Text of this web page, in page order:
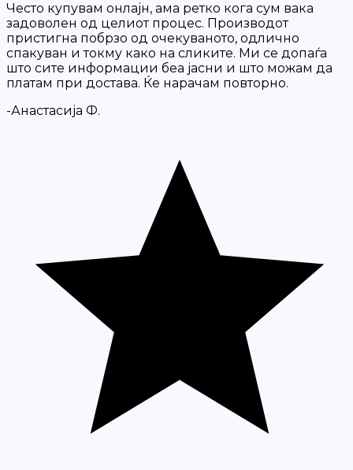
Често купувам онлајн, ама ретко кога сум вака
задоволен од целиот процес. Производот
пристигна побрзо од очекуваното, одлично
спакуван и токму како на сликите. Ми се допаѓа
што сите информации беа јасни и што можам да
платам при достава. Ќе нарачам повторно.
-Анастасија Ф.